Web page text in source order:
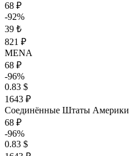
68 ₽
-92%
39 ₺
821 ₽
MENA
68 ₽
-96%
0.83 $
1643 ₽
Соединённые Штаты Америки
68 ₽
-96%
0.83 $